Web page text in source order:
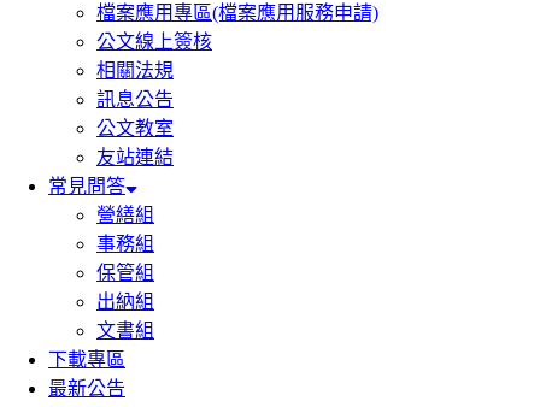
檔案應用專區(檔案應用服務申請)
公文線上簽核
相關法規
訊息公告
公文教室
友站連結
常見問答
營繕組
事務組
保管組
出納組
文書組
下載專區
最新公告